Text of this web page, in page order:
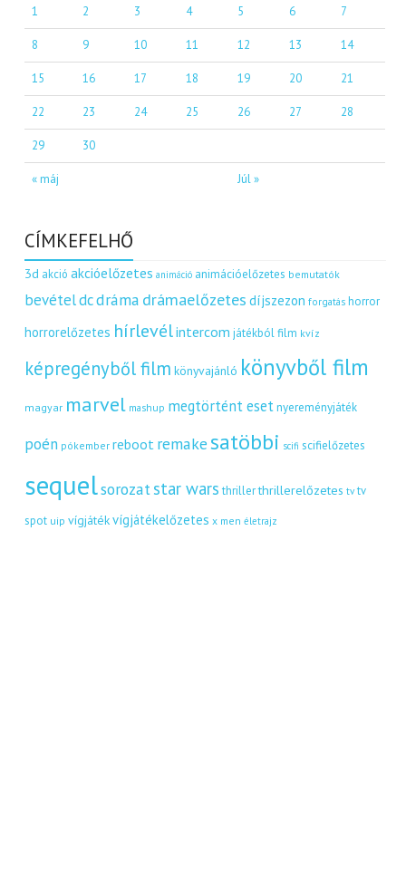
« máj Júl »
1 2 3 4 5 6 7
8 9 10 11 12 13 14
15 16 17 18 19 20 21
22 23 24 25 26 27 28
29 30
CÍMKEFELHŐ
3d akció akcióelőzetes animáció animációelőzetes bemutatók
bevételdcdráma drámaelőzetes díjszezon forgatás horror
horrorelőzetes hírlevélintercom játékból film kvíz
képregényből film könyvajánló könyvből film
magyar marvel mashup megtörtént eset nyereményjáték
poén pókember reboot remakesatöbbi scifi scifielőzetes
sequelsorozatstar wars thriller thrillerelőzetes tv tv
spot uip vígjátékvígjátékelőzetes x men életrajz